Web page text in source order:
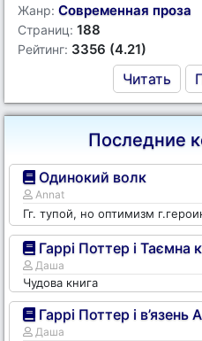
Жанр: Современная проза
Страниц: 188
Рейтинг: 3356 (4.21)
Читать
Последние
Одинокий волк
Annat
Гг. тупой, но оптимизм
Гаррі Поттер і Таємна
Даша
Чудова книга
Гаррі Поттер і в’язень
Даша